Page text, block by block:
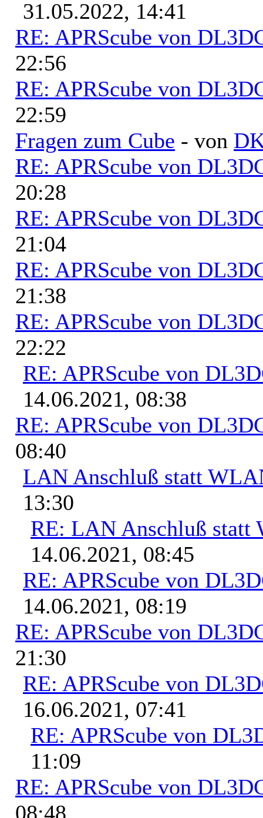
31.05.2022, 14:41
RE: APRScube von
22:56
RE: APRScube von
22:59
Fragen zum Cube - von
RE: APRScube von
20:28
RE: APRScube von
21:04
RE: APRScube von
21:38
RE: APRScube von
22:22
RE: APRScube von
14.06.2021, 08:38
RE: APRScube von
08:40
LAN Anschluß statt
13:30
RE: LAN Anschluß statt
14.06.2021, 08:45
RE: APRScube von
14.06.2021, 08:19
RE: APRScube von
21:30
RE: APRScube von
16.06.2021, 07:41
RE: APRScube von
11:09
RE: APRScube von
08:48